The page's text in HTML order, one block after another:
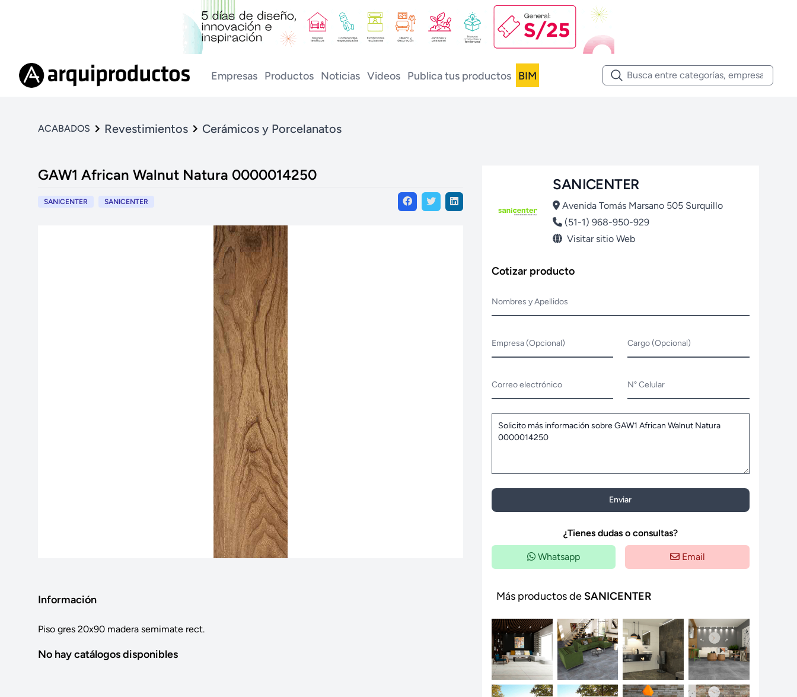
Empresas Productos Noticias Videos Publica tus productos BIM
ACABADOS Revestimientos Cerámicos y Porcelanatos
GAW1 African Walnut Natura 0000014250
SANICENTER SANICENTER
Información
Piso gres 20x90 madera semimate rect.
No hay catálogos disponibles
SANICENTER
Avenida Tomás Marsano 505 Surquillo
(51-1) 968-950-929
Visitar sitio Web
Cotizar producto
Nombres y Apellidos
Empresa (Opcional) Cargo (Opcional)
Correo electrónico N° Celular
Enviar
¿Tienes dudas o consultas?
Whatsapp Email
Más productos de SANICENTER